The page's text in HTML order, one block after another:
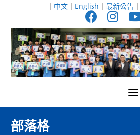
至
｜ 中文｜ English ｜ 最新公告｜
部落格